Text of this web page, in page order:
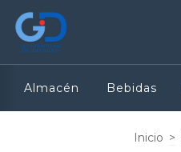
Almacén Bebidas
Inicio >